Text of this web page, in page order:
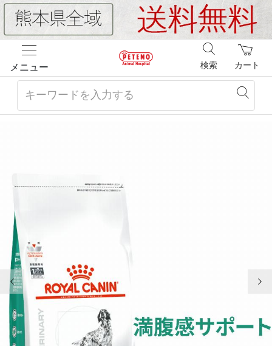
メニュー カート
検索
前の画像